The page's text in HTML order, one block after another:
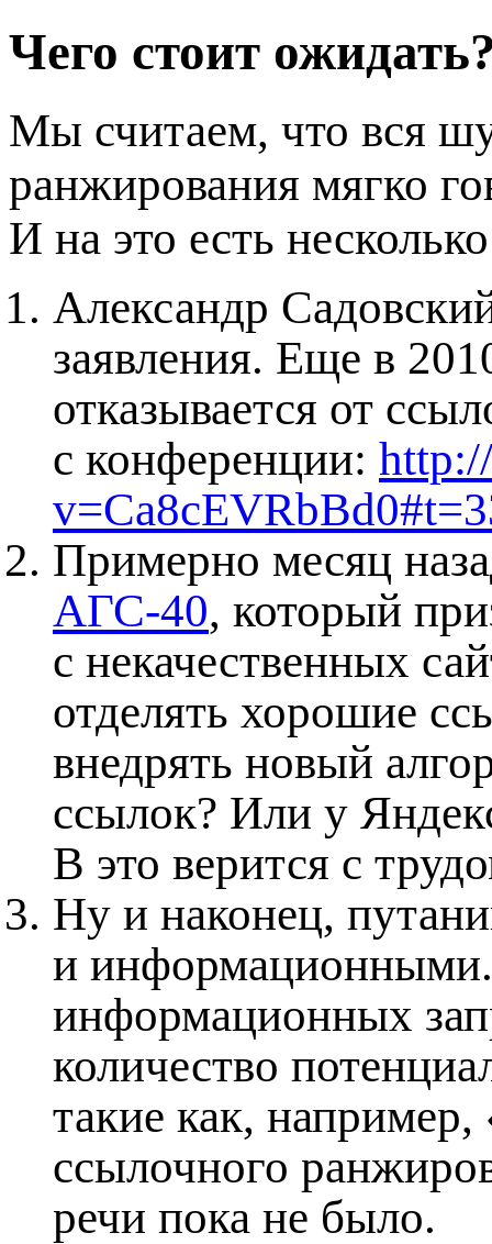
Чего стоит
Мы считаем, что вся
ранжирования мягко
И на это есть
Александр
заявления. Еще в
отказывается от
с конференции:
Примерно месяц
АГС-40, который
с некачественных
отделять хорошие
внедрять новый
ссылок? Или у
В это верится с
Ну и наконец,
и
информационных
количество
такие как, например,
ссылочного
речи пока не было.